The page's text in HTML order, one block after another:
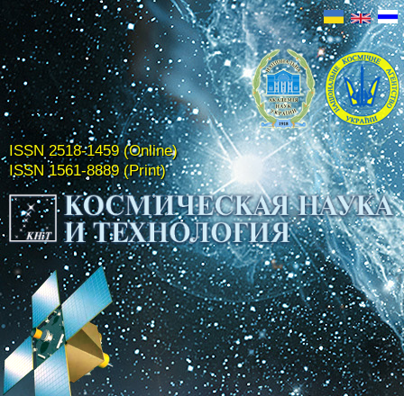
ISSN 2518-1459 (Online)
ISSN 1561-8889 (Print)